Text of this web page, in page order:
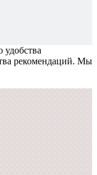
рекомендаций. Мы